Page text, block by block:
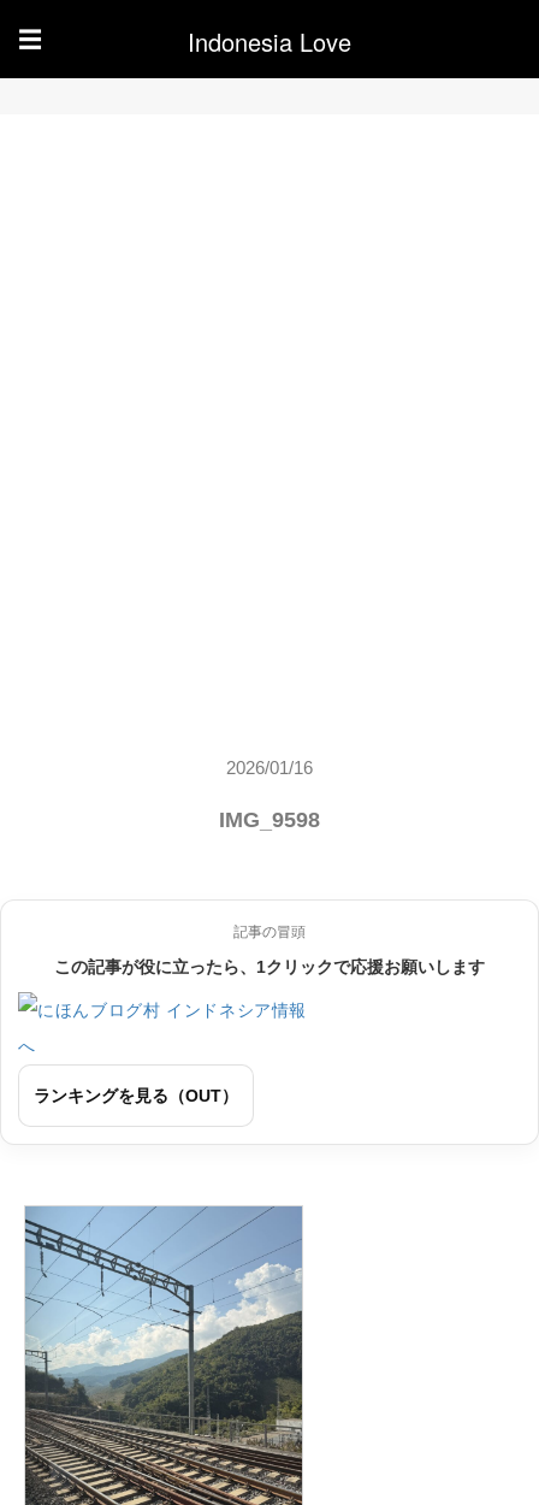
☰ Indonesia Love
2026/01/16
IMG_9598
記事の冒頭
この記事が役に立ったら、1クリックで応援お願いします
ランキングを見る（OUT）